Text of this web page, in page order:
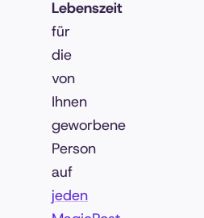
Lebenszeit
für
die
von
Ihnen
geworbene
Person
auf
jeden